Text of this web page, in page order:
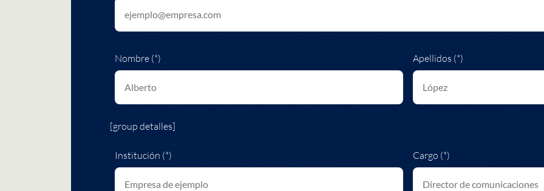
Nombre (*) Apellidos (*)
[group detalles]
Institución (*) Cargo (*)